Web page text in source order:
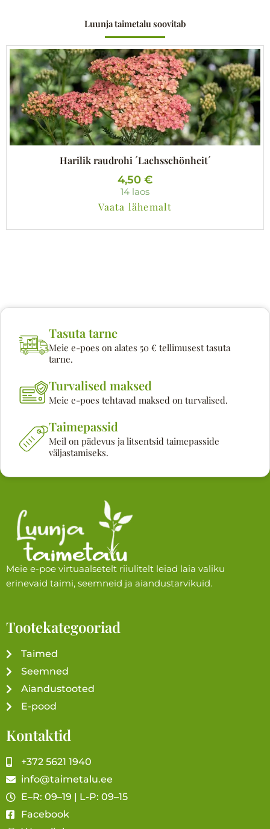
Luunja taimetalu soovitab
Harilik raudrohi ´Lachsschönheit´
4,50 €
14 laos
Vaata lähemalt
Tasuta tarne
Meie e-poes on alates 50 € tellimusest tasuta
tarne.
Turvalised maksed
Meie e-poes tehtavad maksed on turvalised.
Taimepassid
Meil on pädevus ja litsentsid taimepasside
väljastamiseks.
Meie e-poe virtuaalsetelt riiulitelt leiad laia valiku
erinevaid taimi, seemneid ja aiandustarvikuid.
Tootekategooriad
Taimed
Seemned
Aiandustooted
E-pood
Kontaktid
+372 5621 1940
info@taimetalu.ee
E–R: 09–19 | L-P: 09–15
Facebook